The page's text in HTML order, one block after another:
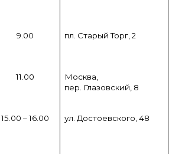
9.00 пл. Старый Торг, 2
11.00
Москва,
пер. Глазовский, 8
15.00 – 16.00 ул. Достоевского, 48